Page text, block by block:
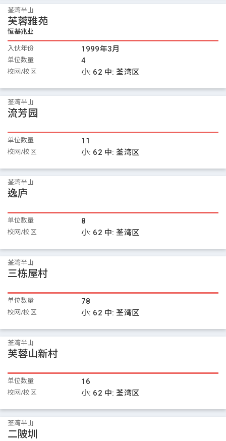
荃湾半山
芙蓉雅苑
恒基兆业
入伙年份 1999年3月
单位数量 4
校网/校区 小: 62 中: 荃湾区
荃湾半山
流芳园
单位数量 11
校网/校区 小: 62 中: 荃湾区
荃湾半山
逸庐
单位数量 8
校网/校区 小: 62 中: 荃湾区
荃湾半山
三栋屋村
单位数量 78
校网/校区 小: 62 中: 荃湾区
荃湾半山
芙蓉山新村
单位数量 16
校网/校区 小: 62 中: 荃湾区
荃湾半山
二陂圳